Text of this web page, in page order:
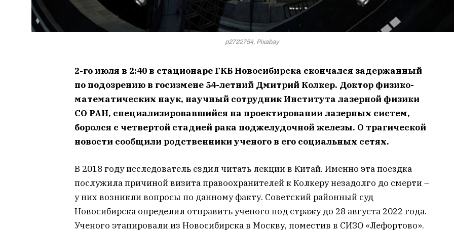
p2722754, Pixabay
2-го июля в 2:40 в стационаре ГКБ Новосибирска скончался задержанный
по подозрению в госизмене 54-летний Дмитрий Колкер. Доктор физико-
математических наук, научный сотрудник Института лазерной физики
СО РАН, специализировавшийся на проектировании лазерных систем,
боролся с четвертой стадией рака поджелудочной железы. О трагической
новости сообщили родственники ученого в его социальных сетях.
В 2018 году исследователь ездил читать лекции в Китай. Именно эта поездка
послужила причиной визита правоохранителей к Колкеру незадолго до смерти –
у них возникли вопросы по данному факту. Советский районный суд
Новосибирска определил отправить ученого под стражу до 28 августа 2022 года.
Ученого этапировали из Новосибирска в Москву, поместив в СИЗО «Лефортово».